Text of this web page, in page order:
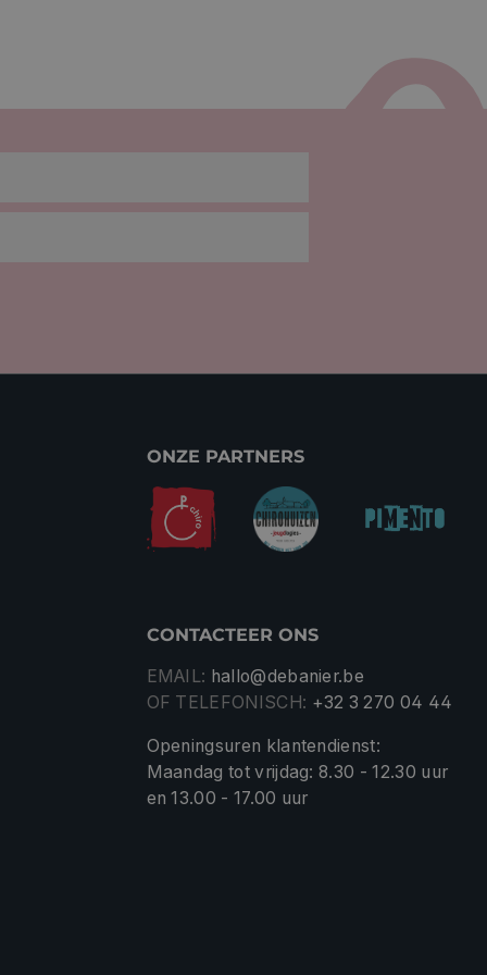
ONZE PARTNERS
CONTACTEER ONS
EMAIL: hallo@debanier.be
OF TELEFONISCH: +32 3 270 04 44
Openingsuren klantendienst:
Maandag tot vrijdag: 8.30 - 12.30 uur
en 13.00 - 17.00 uur